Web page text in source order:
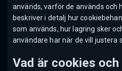
används, varför de används och
beskriver i detalj hur
som används, hur lagring sker
användare har när de vill justera
Vad är cookies